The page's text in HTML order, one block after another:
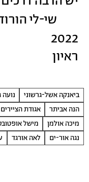
ראיון
שי-לי
2022
ביאנקה אשל-גרשוני נועה
הנה אביתר
אגודת
מיכה אולמן
מישל
נגה אור-ים
לאה אורגד